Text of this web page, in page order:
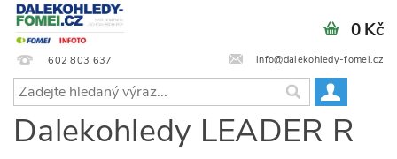
602 803 637 info@dalekohledy-fomei.cz
0 Kč
Dalekohledy LEADER R